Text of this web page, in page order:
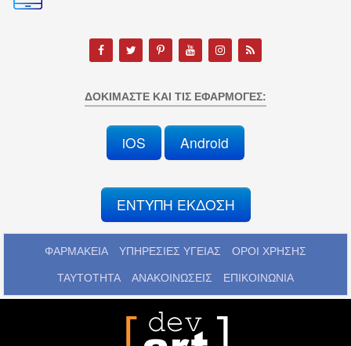
ΔΟΚΙΜΆΣΤΕ ΚΑΙ ΤΙΣ ΕΦΑΡΜΟΓΈΣ:
iOS Android
ΕΝΤΥΠΗ ΕΚΔΟΣΗ
ΦΑΡΜΑΚΕΙΑ ΥΠΗΡΕΣΙΕΣ ΥΓΕΙΑΣ ΟΡΟΙ ΧΡΗΣΗΣ
ΤΑΥΤΟΤΗΤΑ ΑΝΑΚΟΙΝΩΣΕΙΣ ΕΠΙΚΟΙΝΩΝΙΑ